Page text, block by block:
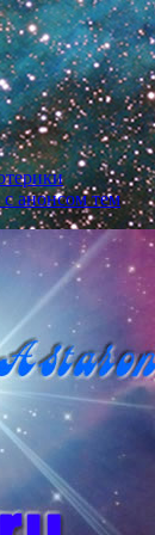
с анонсом тем